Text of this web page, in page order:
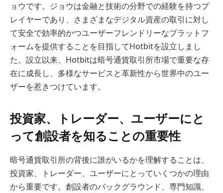
ョウです。ジョウは金融と技術の分野での経験を持つプ
レイヤーであり、さまざまなデジタル資産の取引に対し
て安全で効率的かつユーザーフレンドリーなプラットフ
ォームを提供することを目指してHotbitを設立しまし
た。設立以来、Hotbitは暗号通貨取引所市場で重要な存
在に成長し、多様なサービスと革新性から世界中のユー
ザーを惹きつけています。
投資家、トレーダー、ユーザーにと
って創設者を知ることの重要性
暗号通貨取引所の背後に誰がいるかを理解することは、
投資家、トレーダー、ユーザーにとっていくつかの理由
から重要です。創設者のバックグラウンド、専門知識、